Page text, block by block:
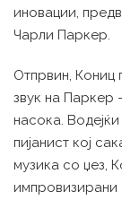
иновации,
Чарли Паркер.
Отпрвин, Кониц
звук на Паркер
насока.
пијанист кој
музика со џез,
импровизирани